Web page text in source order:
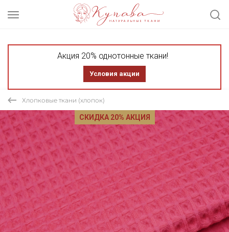
Акция 20% однотонные ткани!
Условия акции
Хлопковые ткани (хлопок)
СКИДКА 20% АКЦИЯ